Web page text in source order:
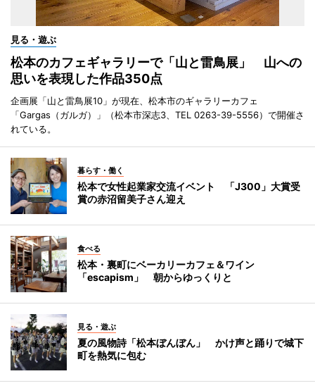
見る・遊ぶ
松本のカフェギャラリーで「山と雷鳥展」 山への
思いを表現した作品350点
企画展「山と雷鳥展10」が現在、松本市のギャラリーカフェ
「Gargas（ガルガ）」（松本市深志3、TEL 0263-39-5556）で開催さ
れている。
暮らす・働く
松本で女性起業家交流イベント 「J300」大賞受
賞の赤沼留美子さん迎え
食べる
松本・裏町にベーカリーカフェ＆ワイン
「escapism」 朝からゆっくりと
見る・遊ぶ
夏の風物詩「松本ぼんぼん」 かけ声と踊りで城下
町を熱気に包む